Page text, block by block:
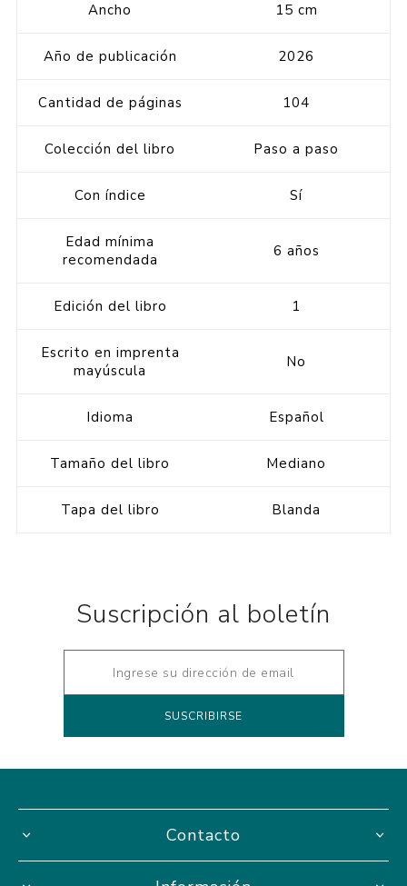
Ancho 15 cm
Año de publicación 2026
Cantidad de páginas 104
Colección del libro Paso a paso
Con índice Sí
Edad mínima
recomendada
6 años
Edición del libro 1
Escrito en imprenta
mayúscula
No
Idioma Español
Tamaño del libro Mediano
Tapa del libro Blanda
Suscripción al boletín
Contacto